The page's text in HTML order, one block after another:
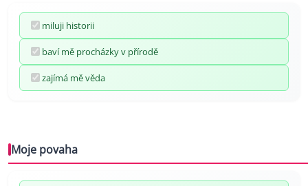
miluji historii
baví mě procházky v přírodě
zajímá mě věda
Moje povaha